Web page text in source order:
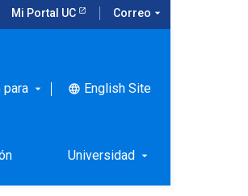
Mi Portal UC Correo arrow_drop_down
para arrow_drop_down language English Site
Universidad arrow_drop_down